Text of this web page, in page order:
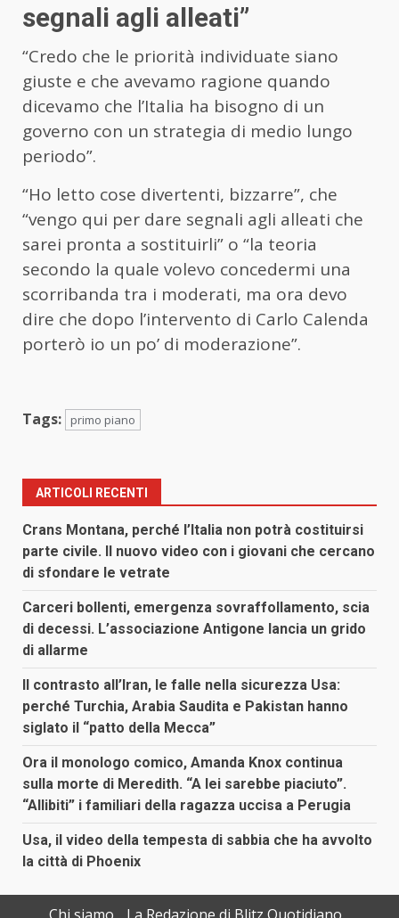
segnali agli alleati”
“Credo che le priorità individuate siano
giuste e che avevamo ragione quando
dicevamo che l’Italia ha bisogno di un
governo con un strategia di medio lungo
periodo”.
“Ho letto cose divertenti, bizzarre”, che
“vengo qui per dare segnali agli alleati che
sarei pronta a sostituirli” o “la teoria
secondo la quale volevo concedermi una
scorribanda tra i moderati, ma ora devo
dire che dopo l’intervento di Carlo Calenda
porterò io un po’ di moderazione”.
Tags: primo piano
ARTICOLI RECENTI
Crans Montana, perché l’Italia non potrà costituirsi
parte civile. Il nuovo video con i giovani che cercano
di sfondare le vetrate
Carceri bollenti, emergenza sovraffollamento, scia
di decessi. L’associazione Antigone lancia un grido
di allarme
Il contrasto all’Iran, le falle nella sicurezza Usa:
perché Turchia, Arabia Saudita e Pakistan hanno
siglato il “patto della Mecca”
Ora il monologo comico, Amanda Knox continua
sulla morte di Meredith. “A lei sarebbe piaciuto”.
“Allibiti” i familiari della ragazza uccisa a Perugia
Usa, il video della tempesta di sabbia che ha avvolto
la città di Phoenix